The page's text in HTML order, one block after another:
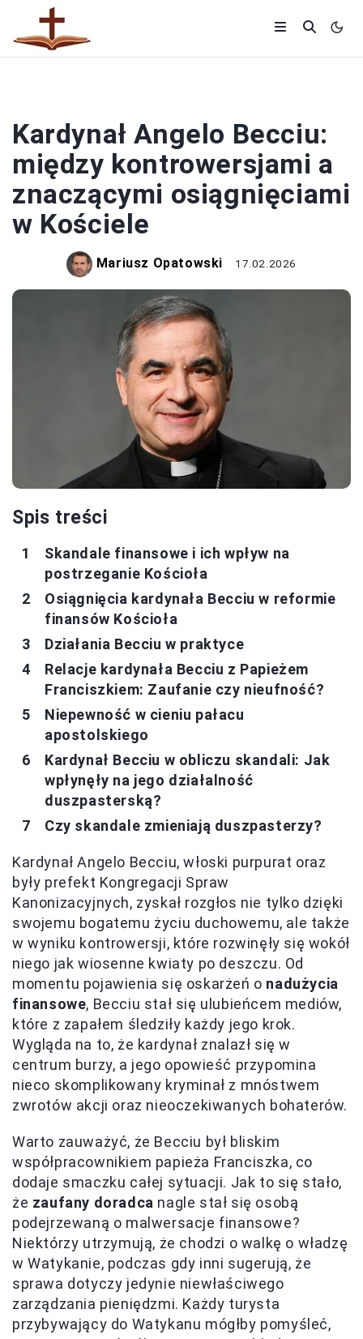
Kardynał Angelo Becciu:
między kontrowersjami a
znaczącymi osiągnięciami
w Kościele
Mariusz Opatowski 17.02.2026
Spis treści
Skandale finansowe i ich wpływ na
postrzeganie Kościoła
Osiągnięcia kardynała Becciu w reformie
finansów Kościoła
Działania Becciu w praktyce
Relacje kardynała Becciu z Papieżem
Franciszkiem: Zaufanie czy nieufność?
Niepewność w cieniu pałacu
apostolskiego
Kardynał Becciu w obliczu skandali: Jak
wpłynęły na jego działalność
duszpasterską?
Czy skandale zmieniają duszpasterzy?
Kardynał Angelo Becciu, włoski purpurat oraz
były prefekt Kongregacji Spraw
Kanonizacyjnych, zyskał rozgłos nie tylko dzięki
swojemu bogatemu życiu duchowemu, ale także
w wyniku kontrowersji, które rozwinęły się wokół
niego jak wiosenne kwiaty po deszczu. Od
momentu pojawienia się oskarżeń o nadużycia
finansowe, Becciu stał się ulubieńcem mediów,
które z zapałem śledziły każdy jego krok.
Wygląda na to, że kardynał znalazł się w
centrum burzy, a jego opowieść przypomina
nieco skomplikowany kryminał z mnóstwem
zwrotów akcji oraz nieoczekiwanych bohaterów.
Warto zauważyć, że Becciu był bliskim
współpracownikiem papieża Franciszka, co
dodaje smaczku całej sytuacji. Jak to się stało,
że zaufany doradca nagle stał się osobą
podejrzewaną o malwersacje finansowe?
Niektórzy utrzymują, że chodzi o walkę o władzę
w Watykanie, podczas gdy inni sugerują, że
sprawa dotyczy jedynie niewłaściwego
zarządzania pieniędzmi. Każdy turysta
przybywający do Watykanu mógłby pomyśleć,